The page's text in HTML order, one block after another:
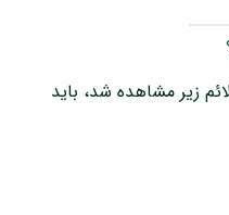
زیر مشاهده شد، باید